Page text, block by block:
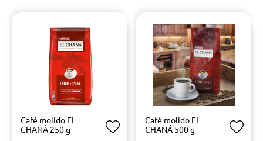
Café molido EL
CHANÁ 250 g
Café molido EL
CHANÁ 500 g